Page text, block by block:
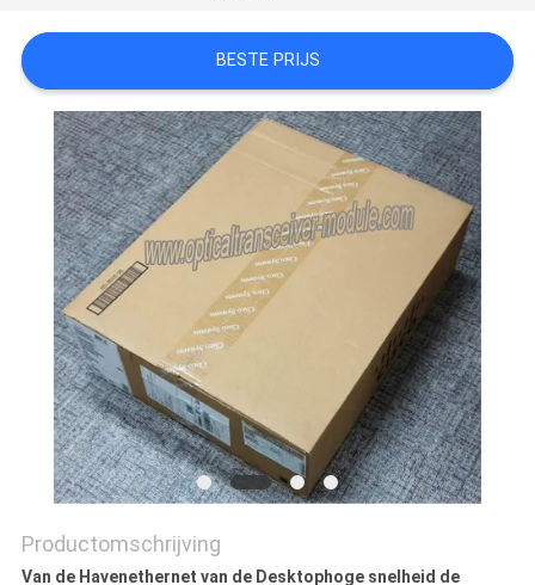
SITEMAP
PRIVACYBELEID
BESTE PRIJS
Productomschrijving
Van de Havenethernet van de Desktophoge snelheid de